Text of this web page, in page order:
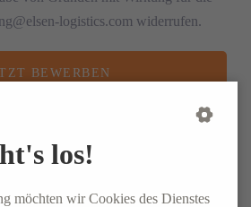
logistics.com widerrufen.
BEWERBEN
los!
möchten wir Cookies des Dienstes